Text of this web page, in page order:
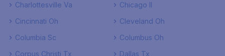
Charlottesville Va
Chicago Il
Cincinnati Oh
Cleveland Oh
Columbia Sc
Columbus Oh
Corpus Christi Tx
Dallas Tx